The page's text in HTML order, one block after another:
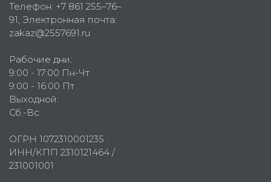
Телефон: +7 861 255–76–
91, Электронная почта:
zakaz@2557691.ru
Рабочие дни:
9:00 - 17:00 Пн-Чт
9:00 - 16:00 Пт
Выходной:
Сб.-Вс.
ОГРН 1072310001235
ИНН/КПП 2310121464 /
231001001